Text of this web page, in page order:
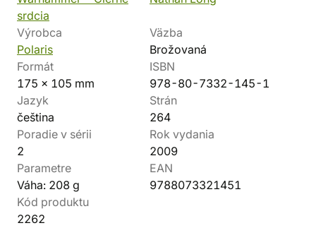
srdcia
Výrobca
Polaris
Väzba
Brožovaná
Formát
175 x 105 mm
ISBN
978-80-7332-145-1
Jazyk
čeština
Strán
264
Poradie v sérii
2
Rok vydania
2009
Parametre
Váha: 208 g
EAN
9788073321451
Kód produktu
2262